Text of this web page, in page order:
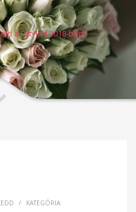
a Fátylad 2018-ban!
/ KATEGÓRIA: